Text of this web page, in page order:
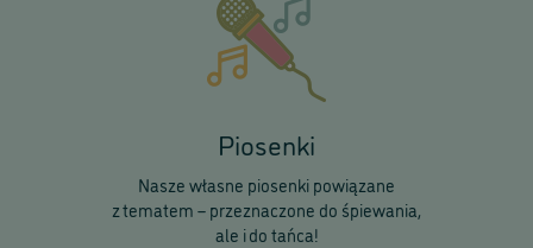
Piosenki
Nasze własne piosenki powiązane
z tematem – przeznaczone do śpiewania,
ale i do tańca!